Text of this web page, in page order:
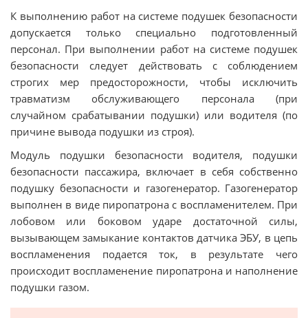
К выполнению работ на системе подушек безопасности
допускается только специально подготовленный
персонал. При выполнении работ на системе подушек
безопасности следует действовать с соблюдением
строгих мер предосторожности, чтобы исключить
травматизм обслуживающего персонала (при
случайном срабатывании подушки) или водителя (по
причине вывода подушки из строя).
Модуль подушки безопасности водителя, подушки
безопасности пассажира, включает в себя собственно
подушку безопасности и газогенератор. Газогенератор
выполнен в виде пиропатрона с воспламенителем. При
лобовом или боковом ударе достаточной силы,
вызывающем замыкание контактов датчика ЭБУ, в цепь
воспламенения подается ток, в результате чего
происходит воспламенение пиропатрона и наполнение
подушки газом.